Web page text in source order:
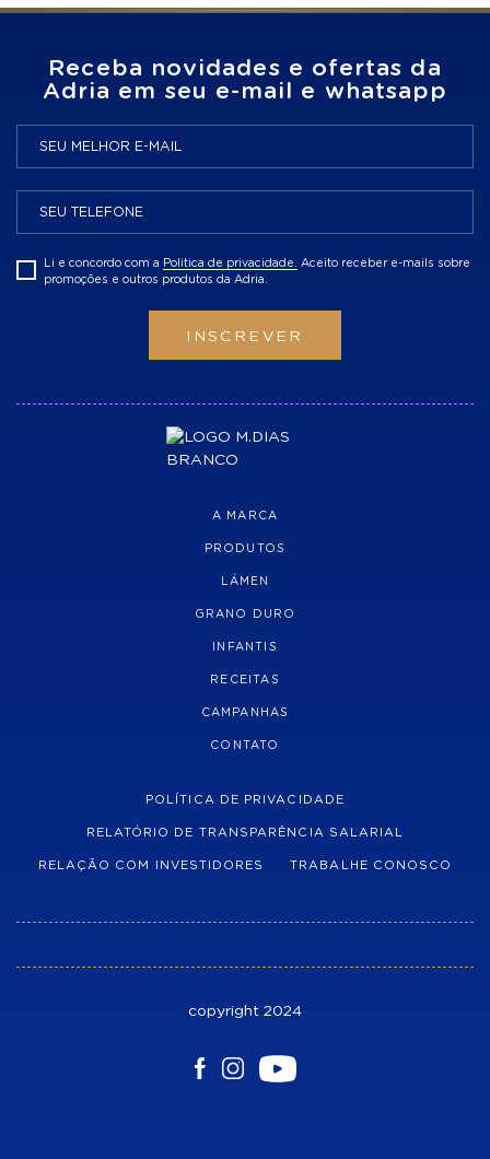
Receba novidades e ofertas da
Adria em seu e-mail e whatsapp
Li e concordo com a Politica de privacidade. Aceito receber e-mails sobre
promoções e outros produtos da Adria.
INSCREVER
A MARCA
PRODUTOS
LÁMEN
GRANO DURO
INFANTIS
RECEITAS
CAMPANHAS
CONTATO
POLÍTICA DE PRIVACIDADE
RELATÓRIO DE TRANSPARÊNCIA SALARIAL
RELAÇÃO COM INVESTIDORES TRABALHE CONOSCO
copyright 2024